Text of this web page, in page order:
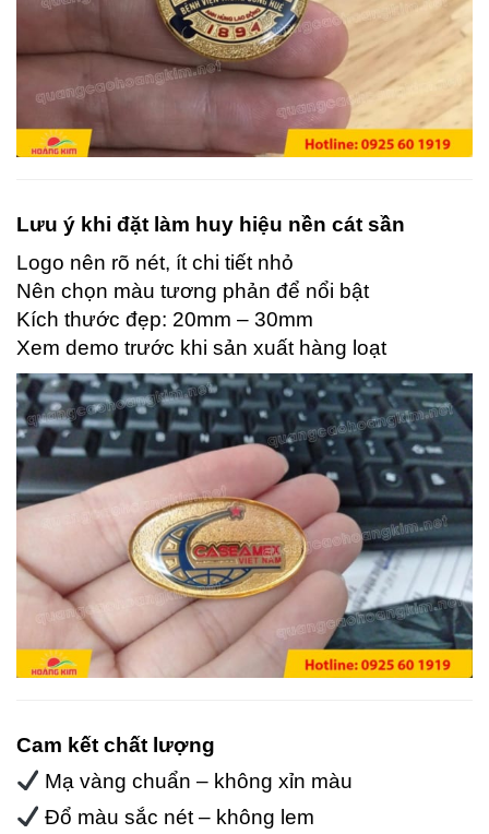
Lưu ý khi đặt làm huy hiệu nền cát sần
Logo nên rõ nét, ít chi tiết nhỏ
Nên chọn màu tương phản để nổi bật
Kích thước đẹp: 20mm – 30mm
Xem demo trước khi sản xuất hàng loạt
Cam kết chất lượng
Mạ vàng chuẩn – không xỉn màu
Đổ màu sắc nét – không lem